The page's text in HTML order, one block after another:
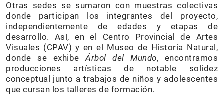
Otras sedes se sumaron con muestras colectivas
donde participan los integrantes del proyecto,
independientemente de edades y etapas de
desarrollo. Así, en el Centro Provincial de Artes
Visuales (CPAV) y en el Museo de Historia Natural,
donde se exhibeÁrbol del Mundo, encontramos
producciones artísticas de notable solidez
conceptual junto a trabajos de niños y adolescentes
que cursan los talleres de formación.